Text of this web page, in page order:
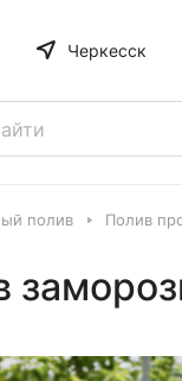
Черкесск
полив Полив